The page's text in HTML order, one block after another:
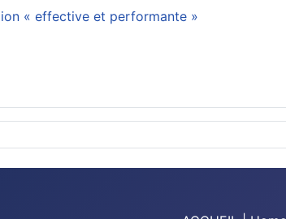
« effective et performante »